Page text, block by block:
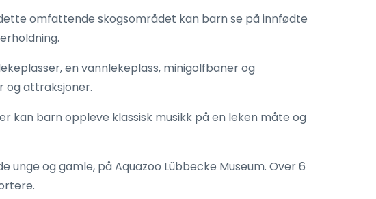
omfattende skogsområdet kan barn se på innfødte
en vannlekeplass, minigolfbaner og
og attraksjoner.
kan barn oppleve klassisk musikk på en leken måte og
og gamle, på Aquazoo Lübbecke Museum. Over 6